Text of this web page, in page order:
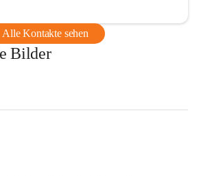
Alle Kontakte sehen
Bilder